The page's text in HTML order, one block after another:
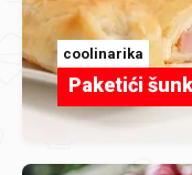
coolinarika
Paketići